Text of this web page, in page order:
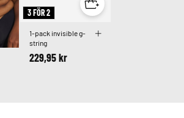
3 FÖR 2
1-pack invisible g-
string
229,95 kr